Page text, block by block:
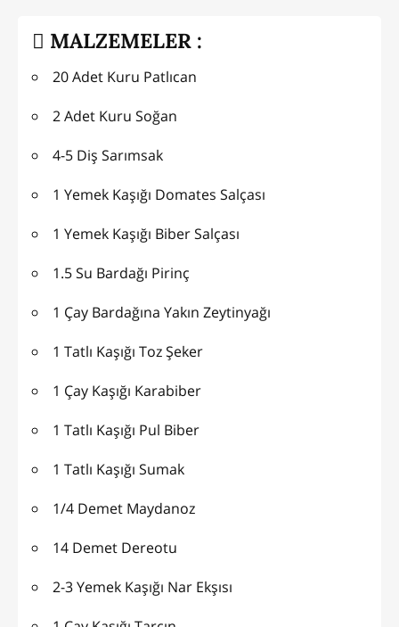
MALZEMELER :
20 Adet Kuru Patlıcan
2 Adet Kuru Soğan
4-5 Diş Sarımsak
1 Yemek Kaşığı Domates Salçası
1 Yemek Kaşığı Biber Salçası
1.5 Su Bardağı Pirinç
1 Çay Bardağına Yakın Zeytinyağı
1 Tatlı Kaşığı Toz Şeker
1 Çay Kaşığı Karabiber
1 Tatlı Kaşığı Pul Biber
1 Tatlı Kaşığı Sumak
1/4 Demet Maydanoz
14 Demet Dereotu
2-3 Yemek Kaşığı Nar Ekşısı